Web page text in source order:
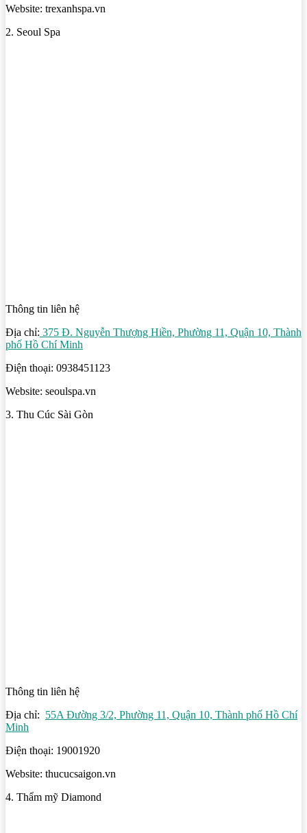
Website: trexanhspa.vn
2. Seoul Spa
Thông tin liên hệ
Địa chỉ: 375 Đ. Nguyễn Thượng Hiền, Phường 11, Quận 10, Thành
phố Hồ Chí Minh
Điện thoại: 0938451123
Website: seoulspa.vn
3. Thu Cúc Sài Gòn
Thông tin liên hệ
Địa chỉ: 55A Đường 3/2, Phường 11, Quận 10, Thành phố Hồ Chí
Minh
Điện thoại: 19001920
Website: thucucsaigon.vn
4. Thẩm mỹ Diamond